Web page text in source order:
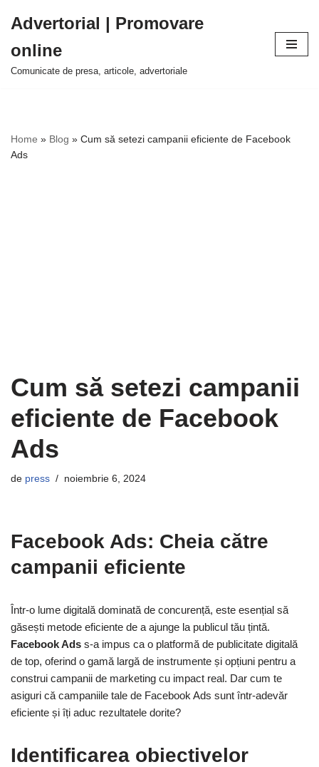
la
conținut
Advertorial | Promovare
online
Comunicate de presa, articole, advertoriale
Home » Blog » Cum să setezi campanii eficiente de Facebook
Ads
Cum să setezi campanii
eficiente de Facebook
Ads
de press noiembrie 6, 2024
Facebook Ads: Cheia către
campanii eficiente
Într-o lume digitală dominată de concurență, este esențial să
găsești metode eficiente de a ajunge la publicul tău țintă.
Facebook Ads s-a impus ca o platformă de publicitate digitală
de top, oferind o gamă largă de instrumente și opțiuni pentru a
construi campanii de marketing cu impact real. Dar cum te
asiguri că campaniile tale de Facebook Ads sunt într-adevăr
eficiente și îți aduc rezultatele dorite?
Identificarea obiectivelor